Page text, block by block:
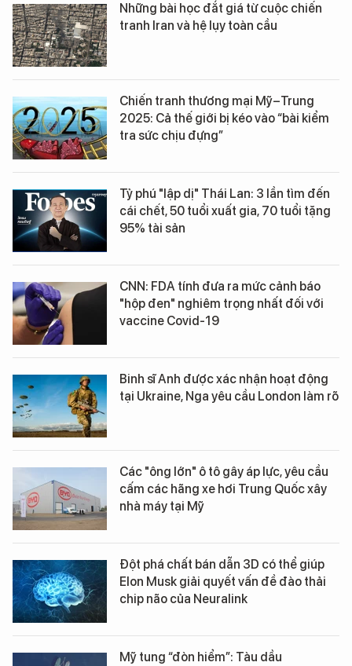
Những bài học đắt giá từ cuộc chiến
tranh Iran và hệ lụy toàn cầu
Chiến tranh thương mại Mỹ–Trung
2025: Cả thế giới bị kéo vào “bài kiểm
tra sức chịu đựng”
Tỷ phú "lập dị" Thái Lan: 3 lần tìm đến
cái chết, 50 tuổi xuất gia, 70 tuổi tặng
95% tài sản
CNN: FDA tính đưa ra mức cảnh báo
"hộp đen" nghiêm trọng nhất đối với
vaccine Covid-19
Binh sĩ Anh được xác nhận hoạt động
tại Ukraine, Nga yêu cầu London làm rõ
Các "ông lớn" ô tô gây áp lực, yêu cầu
cấm các hãng xe hơi Trung Quốc xây
nhà máy tại Mỹ
Đột phá chất bán dẫn 3D có thể giúp
Elon Musk giải quyết vấn đề đào thải
chip não của Neuralink
Mỹ tung “đòn hiểm”: Tàu dầu